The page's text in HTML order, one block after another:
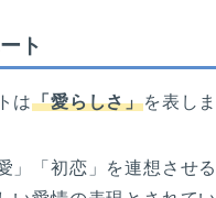
ト
は「愛らしさ」を表しま
」「初恋」を連想させ